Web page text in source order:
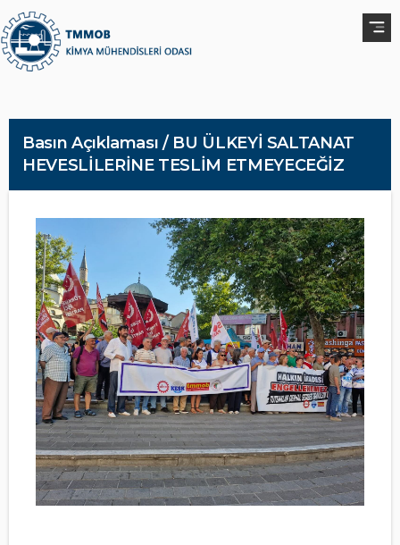
Basın Açıklaması / BU ÜLKEYİ SALTANAT
HEVESLİLERİNE TESLİM ETMEYECEĞİZ